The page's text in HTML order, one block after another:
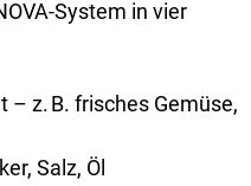
System in vier
– z. B. frisches Gemüse,
Salz, Öl